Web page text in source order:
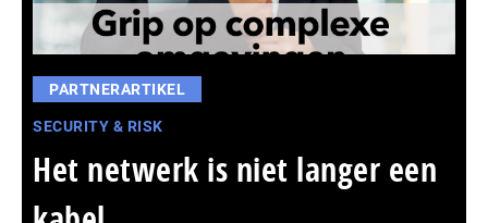
PARTNERARTIKEL
SECURITY & RISK
Het netwerk is niet langer een